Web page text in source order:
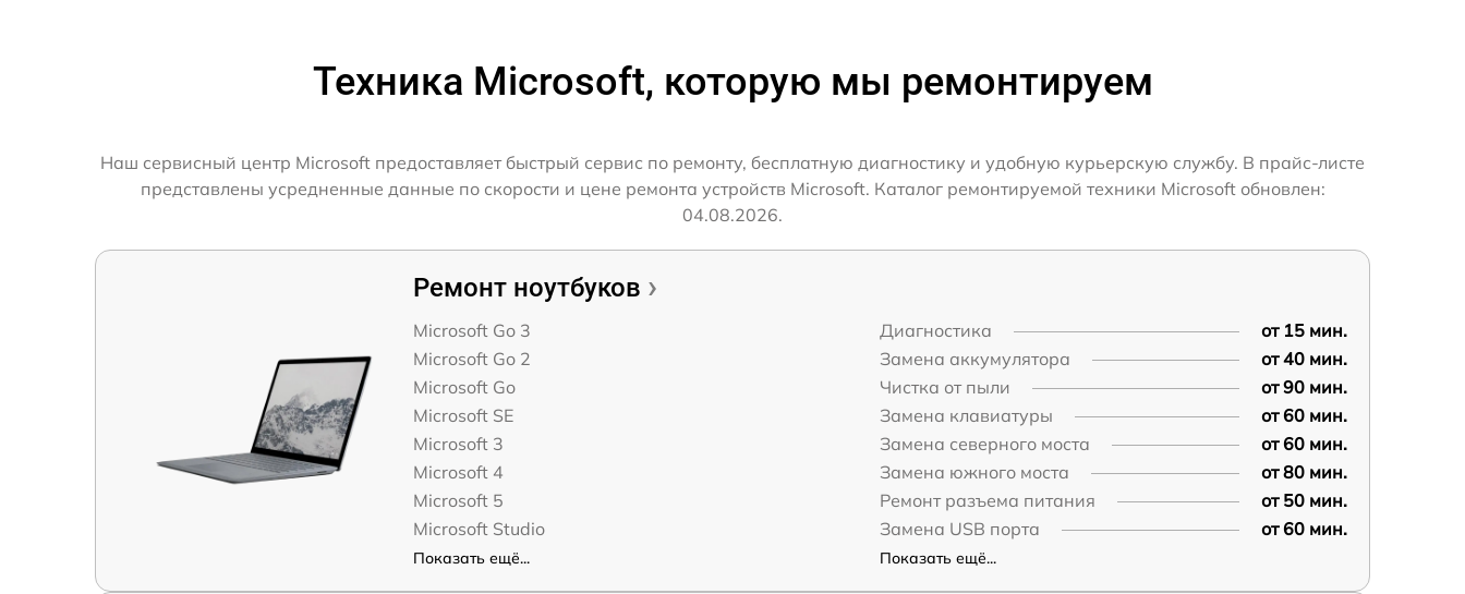
Техника Microsoft, которую мы ремонтируем
Наш сервисный центр Microsoft предоставляет быстрый сервис по ремонту, бесплатную диагностику и удобную курьерскую службу. В прайс-листе
представлены усредненные данные по скорости и цене ремонта устройств Microsoft. Каталог ремонтируемой техники Microsoft обновлен:
04.08.2026.
Ремонт ноутбуков
Microsoft Go 3
Microsoft Go 2
Microsoft Go
Microsoft SE
Microsoft 3
Microsoft 4
Microsoft 5
Microsoft Studio
Показать ещё...
Диагностика
от 15 мин.
Замена аккумулятора
от 40 мин.
Чистка от пыли
от 90 мин.
Замена клавиатуры
от 60 мин.
Замена северного моста
от 60 мин.
Замена южного моста
от 80 мин.
Ремонт разъема питания
от 50 мин.
Замена USB порта
от 60 мин.
Показать ещё...